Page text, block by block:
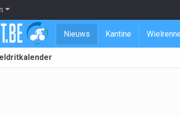
Nieuws Kantine